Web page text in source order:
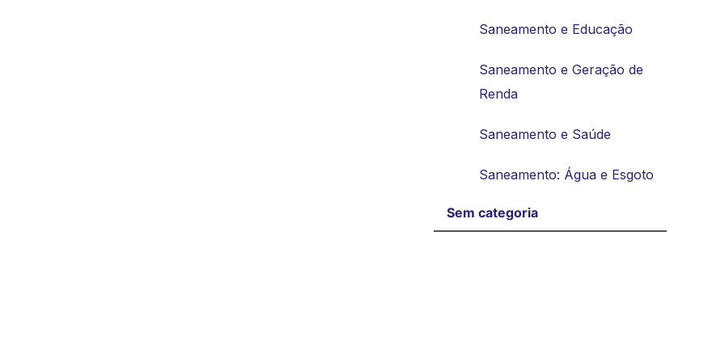
Saneamento e Educação
Saneamento e Geração de
Renda
Saneamento e Saúde
Saneamento: Água e Esgoto
Sem categoria